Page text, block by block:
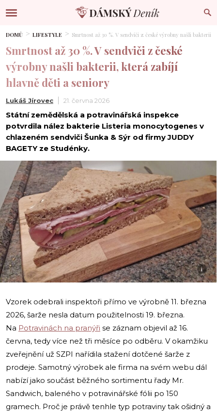
DOMŮ LIFESTYLE Smrtnost až 30 %. V sendviči z české výrobny našli
Smrtnost až 30 %. V sendviči z české
výrobny našli bakterii, která zabíjí
hlavně děti a seniory
Lukáš Jírovec 21. června 2026
Státní zemědělská a potravinářská inspekce
potvrdila nález bakterie Listeria monocytogenes v
chlazeném sendviči Šunka & Sýr od firmy JUDDY
BAGETY ze Studénky.
i
Vzorek odebrali inspektoři přímo ve výrobně 11. března
2026, šarže nesla datum použitelnosti 19. března.
Na Potravinách na pranýři se záznam objevil až 16.
června, tedy více než tři měsíce po odběru. V okamžiku
zveřejnění už SZPI nařídila stažení dotčené šarže z
prodeje. Samotný výrobek ale firma na svém webu dál
nabízí jako součást běžného sortimentu řady Mr.
Sandwich, baleného v potravinářské fólii po 150
gramech. Proč je právě tenhle typ potraviny tak ošidný a